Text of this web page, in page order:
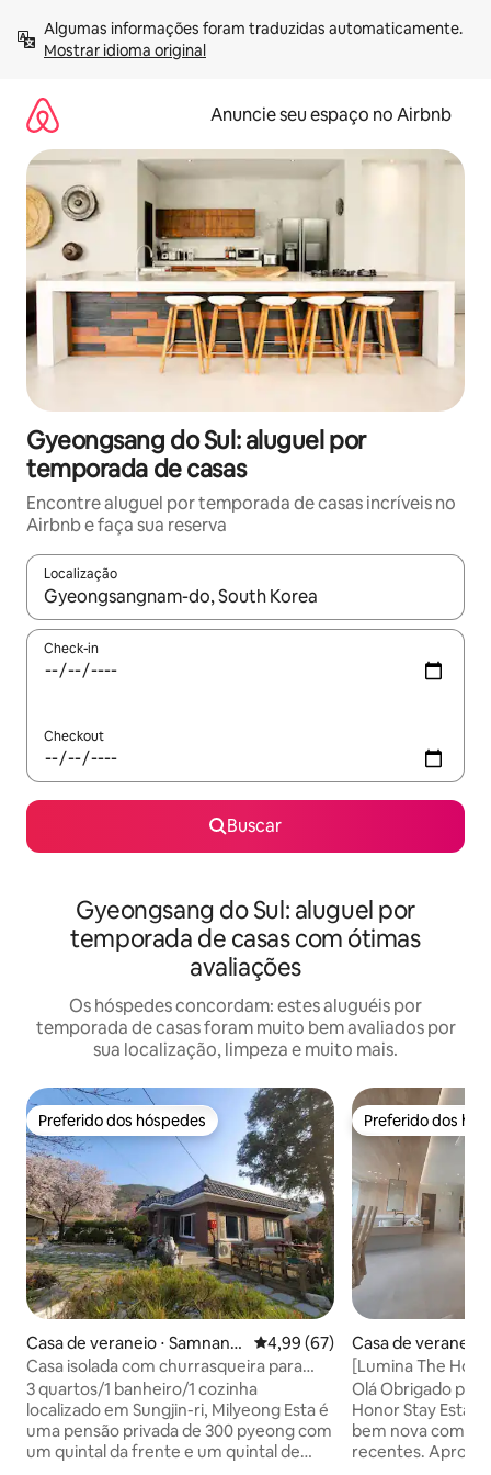
para
Mostrar idioma original
Anuncie seu espaço no Airbnb
Gyeongsang do Sul: aluguel por
temporada de casas
Encontre aluguel por temporada de casas incríveis no
Airbnb e faça sua reserva
Localização
Quando os resultados estiverem disponíveis, explore-os
Check-in
Checkout
Buscar
Gyeongsang do Sul: aluguel por
temporada de casas com ótimas
avaliações
Os hóspedes concordam: estes aluguéis por
temporada de casas foram muito bem avaliados por
sua localização, limpeza e muito mais.
Preferido dos hóspedes
Preferido dos hóspedes
Casa de veraneio ⋅ Samnangj
in-eup, Miryang
4,99 de uma avaliação média
4,99 (67)
Casa isolada com churrasqueira para
grupos em um quintal espaçoso (tênis
de mesa, badminton, golfe, instalações
completas para jogos de pé)
3 quartos/1 banheiro/1 cozinha
localizado em Sungjin-ri, Milyeong Esta é
uma pensão privada de 300 pyeong com
um quintal da frente e um quintal de
Preferido dos
Preferido dos
Casa de veraneio
-gu
[Lumina The
| 3 camas | 2
| Netflix |
completa
Olá Obrigado por
Honor Stay Esta
bem nova com as
recentes.